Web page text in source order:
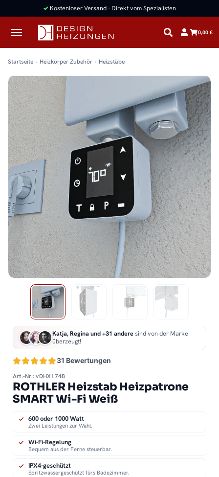
✓ Kostenloser Versand · Direkt vom Spezialisten
0,00 €
Startseite Heizkörper Zubehör Heizstäbe
31 Bewertungen
Katja, Regina und +31 anderesind von der Marke
überzeugt!
Art.-Nr.: vDHX1748
ROTHLER Heizstab Heizpatrone
SMART Wi-Fi Weiß
600 oder 1000 Watt
Zwei Leistungen zur Wahl.
Wi-Fi-Regelung
Bequem aus der Ferne steuerbar.
IPX4-geschützt
Spritzwassergeschützt fürs Badezimmer.